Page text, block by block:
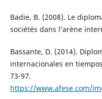
Badie, B. (2008). Le
sociétés dans l’arène
Bassante, D. (2014).
internacionales en
73-97.
https://www.afese.com/